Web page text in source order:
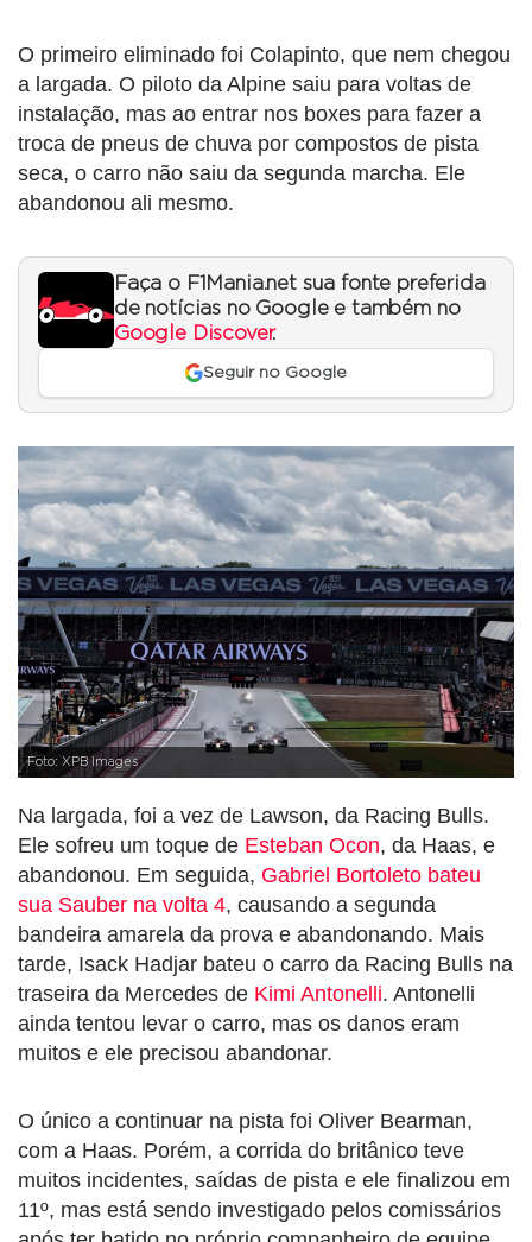
O primeiro eliminado foi Colapinto, que nem chegou
a largada. O piloto da Alpine saiu para voltas de
instalação, mas ao entrar nos boxes para fazer a
troca de pneus de chuva por compostos de pista
seca, o carro não saiu da segunda marcha. Ele
abandonou ali mesmo.
Faça o F1Mania.net sua fonte preferida
de notícias no Google e também no
Google Discover.
Seguir no Google
Foto: XPB Images
Na largada, foi a vez de Lawson, da Racing Bulls.
Ele sofreu um toque de Esteban Ocon, da Haas, e
abandonou. Em seguida, Gabriel Bortoleto bateu
sua Sauber na volta 4, causando a segunda
bandeira amarela da prova e abandonando. Mais
tarde, Isack Hadjar bateu o carro da Racing Bulls na
traseira da Mercedes de Kimi Antonelli. Antonelli
ainda tentou levar o carro, mas os danos eram
muitos e ele precisou abandonar.
O único a continuar na pista foi Oliver Bearman,
com a Haas. Porém, a corrida do britânico teve
muitos incidentes, saídas de pista e ele finalizou em
11º, mas está sendo investigado pelos comissários